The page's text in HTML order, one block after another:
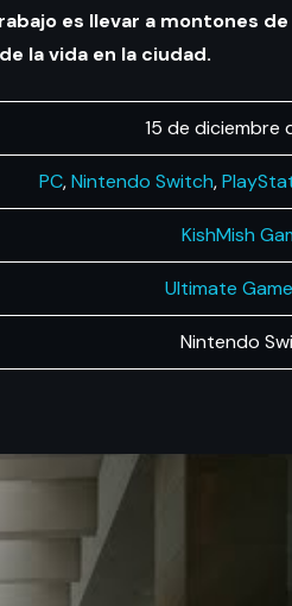
es llevar a montones
la vida en la ciudad.
15 de diciembre
PC,Nintendo Switch,
KishMish
Ultimate
Nintendo